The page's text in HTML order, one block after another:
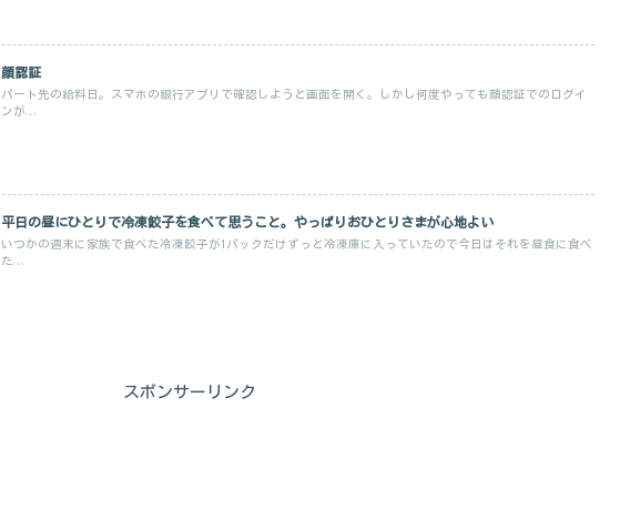
顔認証
パート先の給料日。スマホの銀行アプリで確認しようと画面を開く。しかし何度やっても顔認証でのログイ
ンが...
平日の昼にひとりで冷凍餃子を食べて思うこと。やっぱりおひとりさまが心地よい
いつかの週末に家族で食べた冷凍餃子が1パックだけずっと冷凍庫に入っていたので今日はそれを昼食に食べ
た...
スポンサーリンク